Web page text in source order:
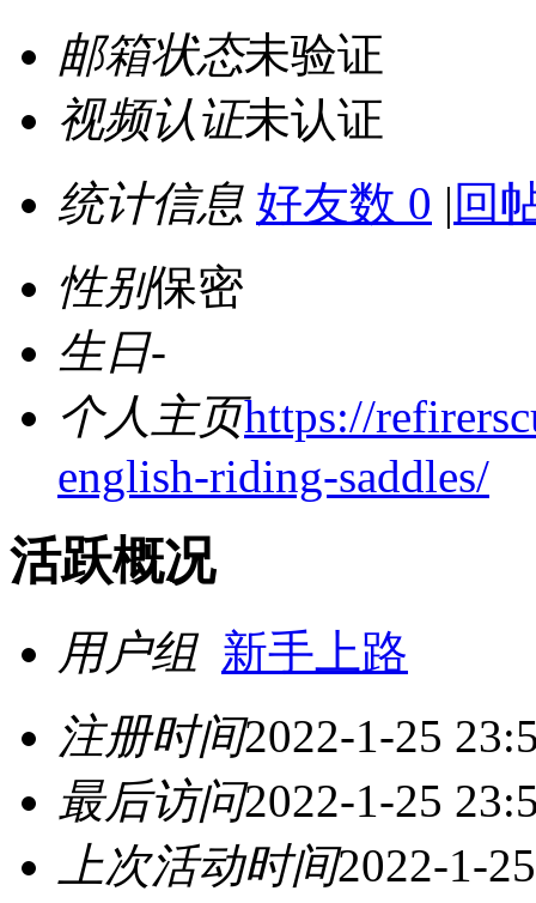
邮箱状态未验证
视频认证未认证
统计信息 好友数 0 | 回
性别保密
生日-
个人主页https://
english-riding-saddles/
活跃概况
用户组 新手上路
注册时间2022-1-25
最后访问2022-1-25
上次活动时间2022-1-